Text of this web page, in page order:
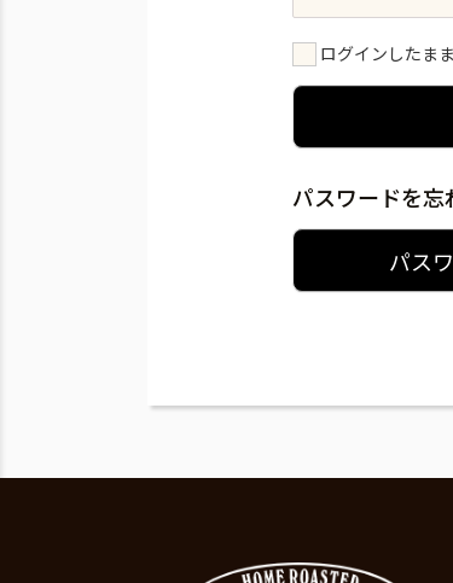
ログインしたま
パスワードを忘
パス